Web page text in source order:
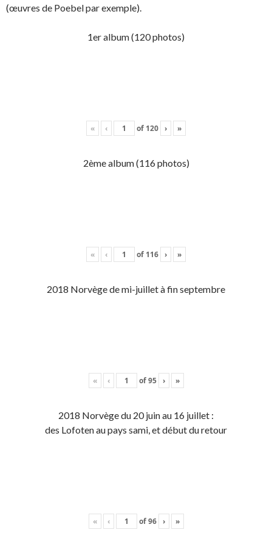
(œuvres de Poebel par exemple).
1er album (120 photos)
« ‹ of 120 › »
2ème album (116 photos)
« ‹ of 116 › »
2018 Norvège de mi-juillet à fin septembre
« ‹ of95 › »
2018 Norvège du 20 juin au 16 juillet :
des Lofoten au pays sami, et début du retour
« ‹ of96 › »